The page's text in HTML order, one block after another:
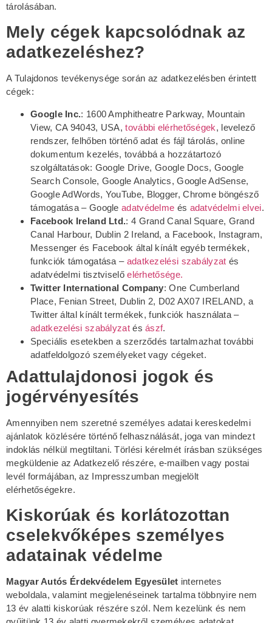
tárolásában.
Mely cégek kapcsolódnak az
adatkezeléshez?
A Tulajdonos tevékenysége során az adatkezelésben érintett
cégek:
Google Inc.: 1600 Amphitheatre Parkway, Mountain
View, CA 94043, USA,további elérhetőségek, levelező
rendszer, felhőben történő adat és fájl tárolás, online
dokumentum kezelés, továbbá a hozzátartozó
szolgáltatások: Google Drive, Google Docs, Google
Search Console, Google Analytics, Google AdSense,
Google AdWords, YouTube, Blogger, Chrome böngésző
támogatása – Googleadatvédelme és adatvédelmi elvei.
Facebook Ireland Ltd.: 4 Grand Canal Square, Grand
Canal Harbour, Dublin 2 Ireland, a Facebook, Instagram,
Messenger és Facebook által kínált egyéb termékek,
funkciók támogatása – adatkezelési szabályzat és
adatvédelmi tisztviselőelérhetősége.
Twitter International Company: One Cumberland
Place, Fenian Street, Dublin 2, D02 AX07 IRELAND, a
Twitter által kínált termékek, funkciók használata –
adatkezelési szabályzatésászf.
Speciális esetekben a szerződés tartalmazhat további
adatfeldolgozó személyeket vagy cégeket.
Adattulajdonosi jogok és
jogérvényesítés
Amennyiben nem szeretné személyes adatai kereskedelmi
ajánlatok közlésére történő felhasználását, joga van mindezt
indoklás nélkül megtiltani. Törlési kérelmét írásban szükséges
megküldenie az Adatkezelő részére, e-mailben vagy postai
levél formájában, az Impresszumban megjelölt
elérhetőségekre.
Kiskorúak és korlátozottan
cselekvőképes személyes
adatainak védelme
Magyar Autós Érdekvédelem Egyesület internetes
weboldala, valamint megjelenéseinek tartalma többnyire nem
13 év alatti kiskorúak részére szól. Nem kezelünk és nem